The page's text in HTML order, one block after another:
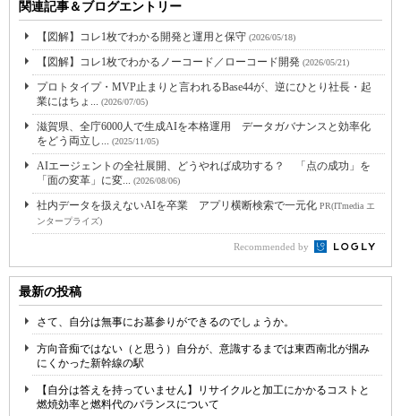
関連記事＆ブログエントリー
【図解】コレ1枚でわかる開発と運用と保守 (2026/05/18)
【図解】コレ1枚でわかるノーコード／ローコード開発 (2026/05/21)
プロトタイプ・MVP止まりと言われるBase44が、逆にひとり社長・起
業にはちょ... (2026/07/05)
滋賀県、全庁6000人で生成AIを本格運用 データガバナンスと効率化
をどう両立し... (2025/11/05)
AIエージェントの全社展開、どうやれば成功する？ 「点の成功」を
「面の変革」に変... (2026/08/06)
社内データを扱えないAIを卒業 アプリ横断検索で一元化 PR(ITmedia エ
ンタープライズ)
Recommended by
最新の投稿
さて、自分は無事にお墓参りができるのでしょうか。
方向音痴ではない（と思う）自分が、意識するまでは東西南北が掴み
にくかった新幹線の駅
【自分は答えを持っていません】リサイクルと加工にかかるコストと
燃焼効率と燃料代のバランスについて